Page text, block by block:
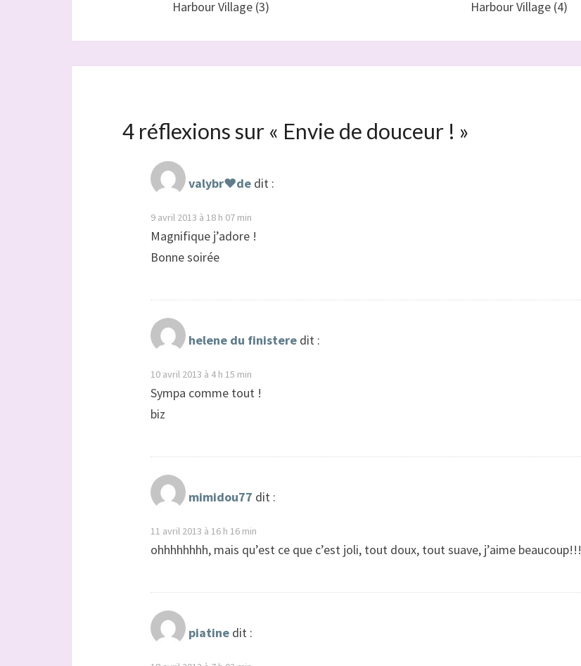
Harbour Village (3) Harbour Village (4)
4 réflexions sur « Envie de douceur ! »
valybr♥de dit :
9 avril 2013 à 18 h 07 min
Magnifique j’adore !
Bonne soirée
helene du finistere dit :
10 avril 2013 à 4 h 15 min
Sympa comme tout !
biz
mimidou77 dit :
11 avril 2013 à 16 h 16 min
ohhhhhhhh, mais qu’est ce que c’est joli, tout doux, tout suave, j’aime beaucoup!!!
piatine dit :